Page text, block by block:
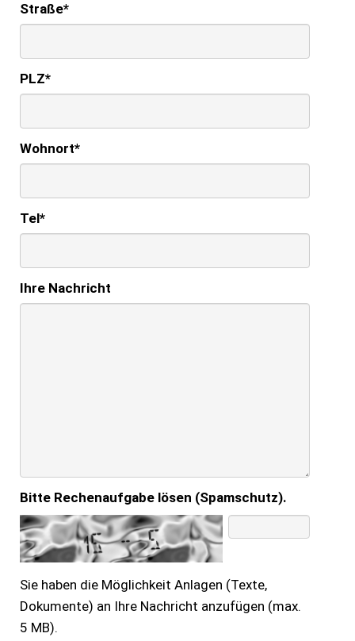
Straße*
PLZ*
Wohnort*
Tel*
Ihre Nachricht
Bitte Rechenaufgabe lösen (Spamschutz).
Sie haben die Möglichkeit Anlagen (Texte,
Dokumente) an Ihre Nachricht anzufügen (max.
5 MB).